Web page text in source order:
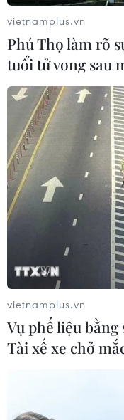
TIN CÙNG
EU triển khai
củng cố chủ quyền
08/08/2026 04:15
Trung Quốc: E-
hướng tới trở
toàn cầu năm 2030
08/08/2026 02:11
Việt Nam vượt xa
toàn cầu về ứng
vietnamplus.vn
Phú Thọ làm rõ
tuổi tử vong sau
vietnamplus.vn
Vụ phế liệu
Tài xế xe chở